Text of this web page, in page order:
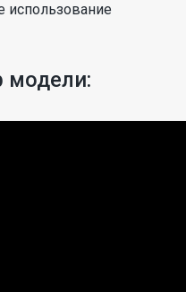
использование
модели: